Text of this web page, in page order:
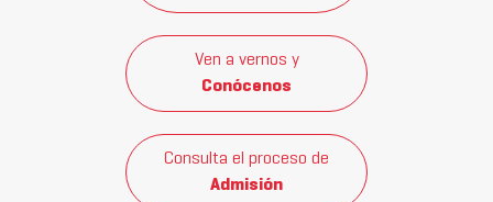
Ven a vernos y
Conócenos
Consulta el proceso de
Admisión